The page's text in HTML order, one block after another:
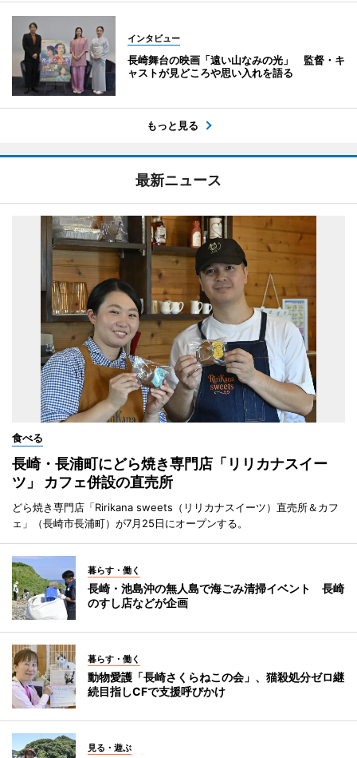
インタビュー
長崎舞台の映画「遠い山なみの光」 監督・キ
ャストが見どころや思い入れを語る
もっと見る
最新ニュース
食べる
長崎・長浦町にどら焼き専門店「リリカナスイー
ツ」 カフェ併設の直売所
どら焼き専門店「Ririkana sweets（リリカナスイーツ）直売所＆カフ
ェ」（長崎市長浦町）が7月25日にオープンする。
暮らす・働く
長崎・池島沖の無人島で海ごみ清掃イベント 長崎
のすし店などが企画
暮らす・働く
動物愛護「長崎さくらねこの会」、猫殺処分ゼロ継
続目指しCFで支援呼びかけ
見る・遊ぶ